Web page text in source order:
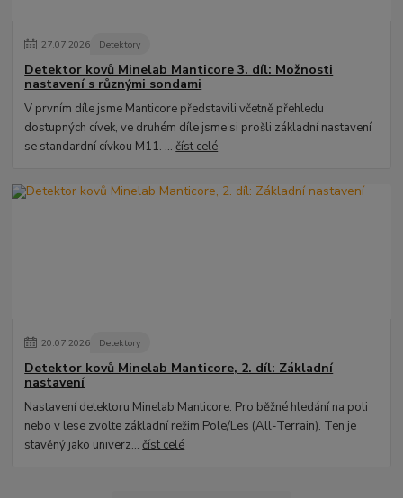
27.07.2026 Detektory
Detektor kovů Minelab Manticore 3. díl: Možnosti
nastavení s různými sondami
V prvním díle jsme Manticore představili včetně přehledu
dostupných cívek, ve druhém díle jsme si prošli základní nastavení
se standardní cívkou M11. ...číst celé
20.07.2026 Detektory
Detektor kovů Minelab Manticore, 2. díl: Základní
nastavení
Nastavení detektoru Minelab Manticore. Pro běžné hledání na poli
nebo v lese zvolte základní režim Pole/Les (All-Terrain). Ten je
stavěný jako univerz...číst celé